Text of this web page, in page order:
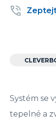
Systém se
tepelné a